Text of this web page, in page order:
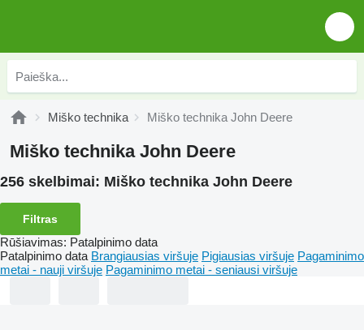
Miško technika Miško technika John Deere
Miško technika John Deere
256 skelbimai: Miško technika John Deere
Filtras
Rūšiavimas: Patalpinimo data
Patalpinimo data Brangiausias viršuje Pigiausias viršuje Pagaminimo
metai - nauji viršuje Pagaminimo metai - seniausi viršuje